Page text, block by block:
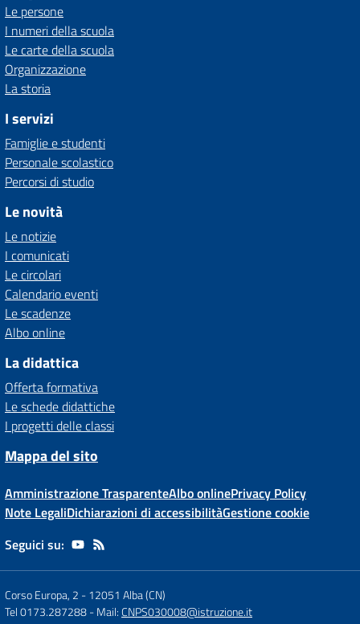
Le persone
I numeri della scuola
Le carte della scuola
Organizzazione
La storia
I servizi
Famiglie e studenti
Personale scolastico
Percorsi di studio
Le novità
Le notizie
I comunicati
Le circolari
Calendario eventi
Le scadenze
Albo online
La didattica
Offerta formativa
Le schede didattiche
I progetti delle classi
Mappa del sito
Amministrazione TrasparenteAlbo onlinePrivacy Policy
Note LegaliDichiarazioni di accessibilitàGestione cookie
Seguici su:
Corso Europa, 2 -12051 Alba (CN)
Tel 0173.287288- Mail:CNPS030008@istruzione.it